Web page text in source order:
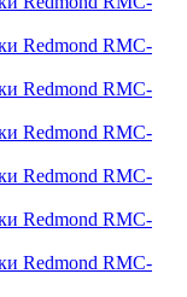
Redmond RMC-
Redmond RMC-
Redmond RMC-
Redmond RMC-
Redmond RMC-
Redmond RMC-